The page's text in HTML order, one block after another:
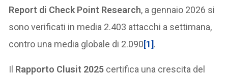
Report di Check Point Research, a gennaio 2026 si
sono verificati in media 2.403 attacchi a settimana,
contro una media globale di 2.090[1].
Il Rapporto Clusit 2025 certifica una crescita del